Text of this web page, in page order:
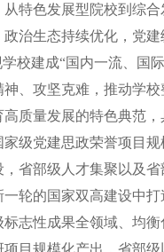
特色发展型院校到综
治生态持续优化，党
校建成“国内一流、
、攻坚克难，推动学
质量发展的特色典范
级党建思政荣誉项目
省部级人才集聚以及
轮的国家双高建设中
志性成果全领域、均
目规模化产出，省部